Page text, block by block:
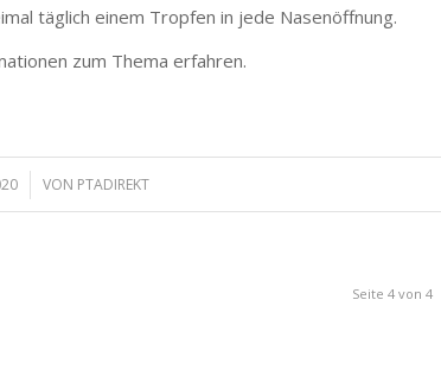
täglich einem Tropfen in jede Nasenöffnung.
zum Thema erfahren.
VON PTADIREKT
Seite 4 von 4